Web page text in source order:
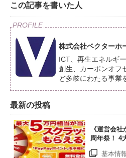
この記事を書いた人
株式会社ベクターホ
ICT、再生エネルギ
創生、カーボンオフ
ど多岐にわたる事業
最新の投稿
《運営会
周年祭！ 4
基本情